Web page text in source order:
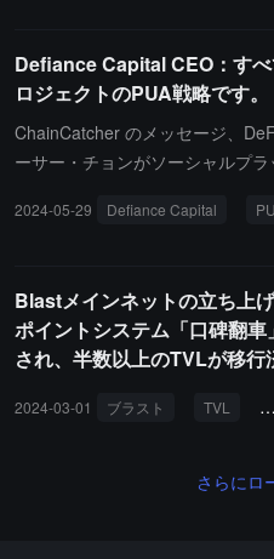
ンは初回とは大きく異なる必要
Defiance Capital CEO：す
ロジェクトのPUA戦略です。
ChainCatcher のメッセージ、
ーサー・チョンがソーシャルプ
大 PUA 戦略に過ぎない。DeFi サ
ての創設者がこれらの戦略を模
とを支持しないと述べています。
2024-05-29 Defiance Capital
Blastメインネットの立ち上
ポイントシステム「口碑翻
され、半数以上のTVLが移行
2024-03-01 ブラスト TVL
さらにロ